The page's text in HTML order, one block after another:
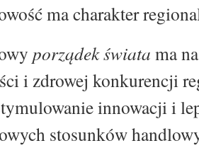
ma charakter
porządek świata ma
i zdrowej konkurencji
innowacji i
stosunków